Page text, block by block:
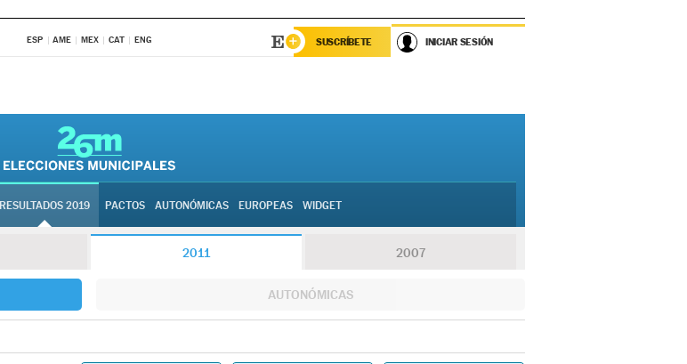
ESP AME MEX CAT ENG SUSCRÍBETE INICIAR SESIÓN
RESULTADOS 2019 PACTOS AUTONÓMICAS EUROPEAS WIDGET
2011 2007
AUTONÓMICAS